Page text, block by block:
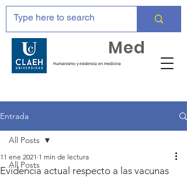
Humanismo y evidencia en medicina
Med
Entrada
All Posts
All Posts
Evidencia actual respecto a las vacunas
11 ene 2021 1 min de lectura